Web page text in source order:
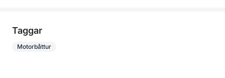
Taggar
Motorbåttur